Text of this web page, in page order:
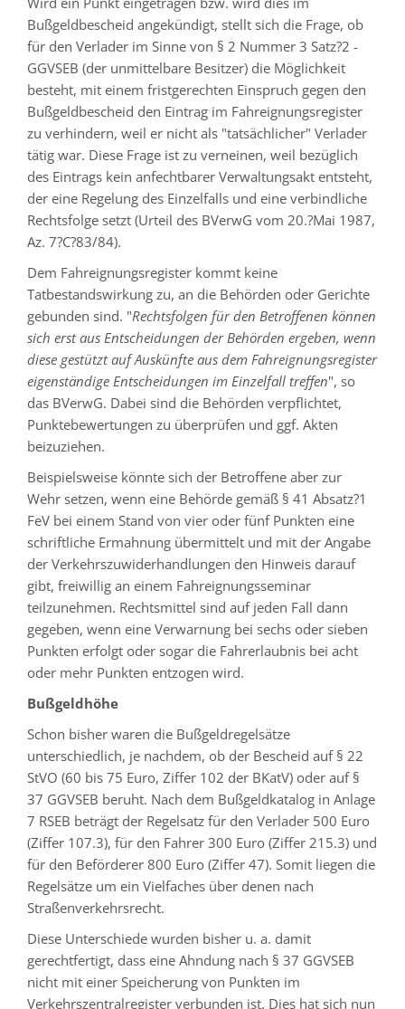
Bußgeldbescheid angekündigt, stellt sich die Frage, ob
für den Verlader im Sinne von § 2 Nummer 3 Satz?2 ­
GGVSEB (der unmittelbare Besitzer) die Möglichkeit
besteht, mit einem fristgerechten Einspruch gegen den
Bußgeldbescheid den Eintrag im Fahreignungsregister
zu verhindern, weil er nicht als "tatsächlicher" Verlader
tätig war. Diese Frage ist zu verneinen, weil bezüglich
des Eintrags kein anfechtbarer Verwaltungsakt entsteht,
der eine Regelung des Einzelfalls und eine verbindliche
Rechtsfolge setzt (Urteil des BVerwG vom 20.?Mai 1987,
Az. 7?C?83/84).
Dem Fahreignungsregister kommt keine
Tatbestandswirkung zu, an die Behörden oder Gerichte
gebunden sind. "Rechtsfolgen für den Betroffenen können
sich erst aus Entscheidungen der Behörden ergeben, wenn
diese gestützt auf Auskünfte aus dem Fahreignungsregister
eigenständige Entscheidungen im Einzelfall treffen", so
das BVerwG. Dabei sind die Behörden verpflichtet,
Punktebewertungen zu überprüfen und ggf. Akten
beizuziehen.
Beispielsweise könnte sich der Betroffene aber zur
Wehr setzen, wenn eine Behörde gemäß § 41 Absatz?1
FeV bei einem Stand von vier oder fünf Punkten eine
schriftliche Ermahnung übermittelt und mit der Angabe
der Verkehrszuwiderhandlungen den Hinweis darauf
gibt, freiwillig an einem Fahreignungsseminar
teilzunehmen. Rechtsmittel sind auf jeden Fall dann
gegeben, wenn eine Verwarnung bei sechs oder sieben
Punkten erfolgt oder sogar die Fahrerlaubnis bei acht
oder mehr Punkten entzogen wird.
Bußgeldhöhe
Schon bisher waren die Buß­geld­regel­sätze
unterschiedlich, je nachdem, ob der Bescheid auf § 22
StVO (60 bis 75 Euro, Ziffer 102 der BKatV) oder auf §
37 GGVSEB beruht. Nach dem Bußgeldkatalog in Anlage
7 RSEB beträgt der Regelsatz für den Verlader 500 Euro
(Ziffer 107.3), für den Fahrer 300 Euro (Ziffer 215.3) und
für den Beförderer 800 Euro (Ziffer 47). Somit liegen die
Regelsätze um ein Vielfaches über denen nach
Straßenverkehrsrecht.
Diese Unterschiede wurden bisher u. a. damit
gerechtfertigt, dass eine Ahndung nach § 37 GGVSEB
nicht mit einer Speicherung von Punkten im
Verkehrszentralregister verbunden ist. Dies hat sich nun